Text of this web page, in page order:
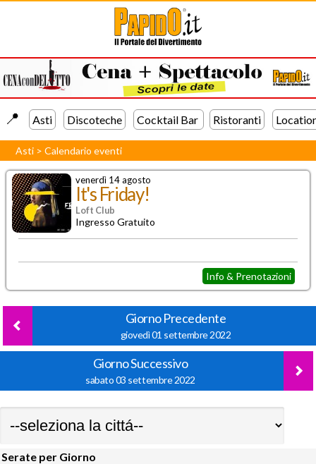
📍️ Asti Discoteche Cocktail Bar Ristoranti
Asti >Calendario eventi
venerdì 14 agosto
It's Friday!
Loft Club
Ingresso Gratuito
Info & Prenotazioni
Giorno Precedente
giovedì 01 settembre 2022
Giorno Successivo
sabato 03 settembre 2022
Serate per Giorno